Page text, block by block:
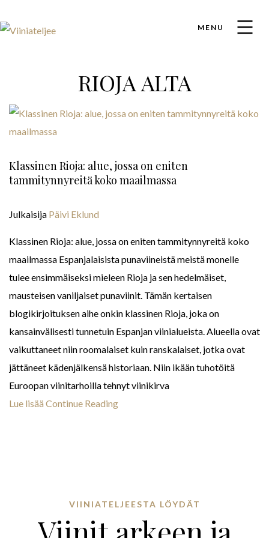
MENU
RIOJA ALTA
Klassinen Rioja: alue, jossa on eniten
tammitynnyreitä koko maailmassa
Julkaisija Päivi Eklund
Klassinen Rioja: alue, jossa on eniten tammitynnyreitä koko
maailmassa Espanjalaisista punaviineistä meistä monelle
tulee ensimmäiseksi mieleen Rioja ja sen hedelmäiset,
mausteisen vaniljaiset punaviinit. Tämän kertaisen
blogikirjoituksen aihe onkin klassinen Rioja, joka on
kansainvälisesti tunnetuin Espanjan viinialueista. Alueella ovat
vaikuttaneet niin roomalaiset kuin ranskalaiset, jotka ovat
jättäneet kädenjälkensä historiaan. Niin ikään tuhotöitä
Euroopan viinitarhoilla tehnyt viinikirva
Lue lisää Continue Reading
VIINIATELJEESTA LÖYDÄT